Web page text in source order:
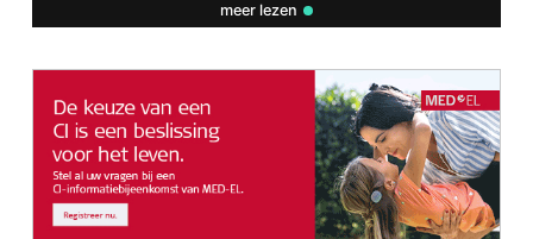
meer lezen